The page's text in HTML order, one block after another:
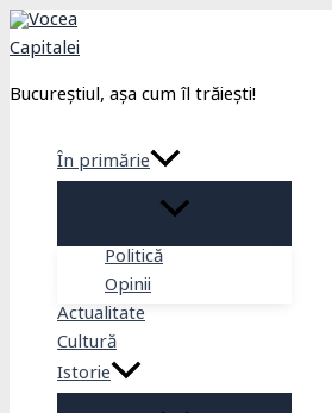
Skip
to
Bucureștiul, așa cum îl trăiești!
În primărie
Politică
Opinii
Actualitate
Cultură
Istorie